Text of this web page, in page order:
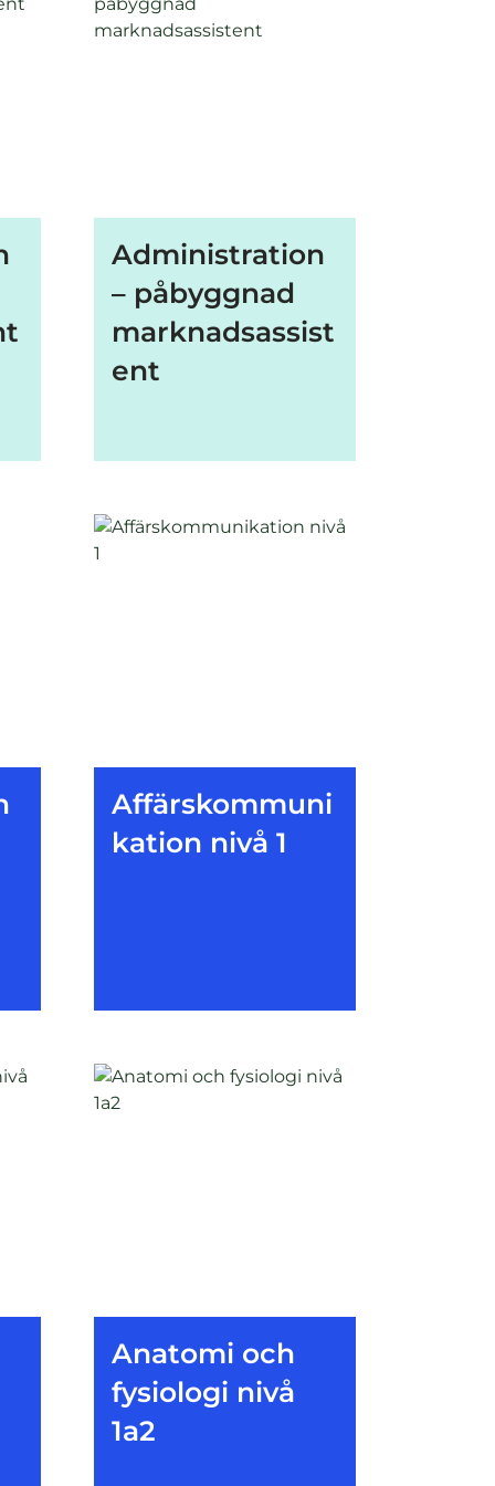
Administration
– påbyggnad
marknadsassist
ent
Affärskommuni
kation nivå 1
Anatomi och
fysiologi nivå
1a2